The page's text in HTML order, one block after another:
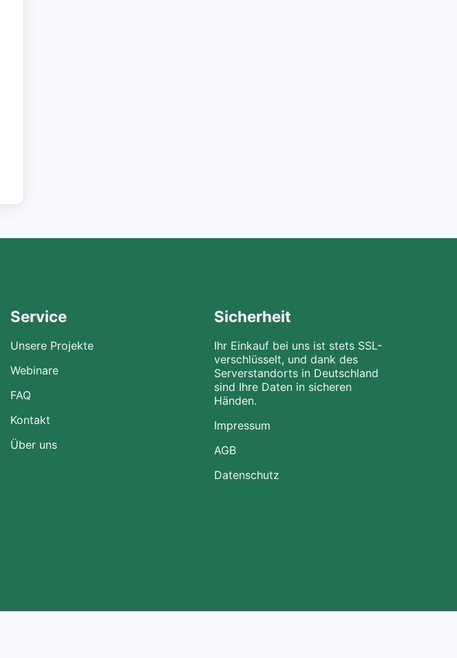
Service
Unsere Projekte
Webinare
FAQ
Kontakt
Über uns
Sicherheit
Ihr Einkauf bei uns ist stets SSL-
verschlüsselt, und dank des
Serverstandorts in Deutschland
sind Ihre Daten in sicheren
Händen.
Impressum
AGB
Datenschutz